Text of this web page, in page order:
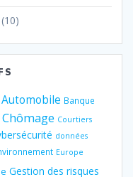
(10)
Automobile Banque
Chômage Courtiers
données
Europe
Gestion des risques